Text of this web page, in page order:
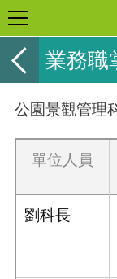
業務職
公園景觀管理
單位人員
劉科長